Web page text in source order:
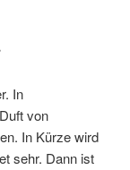
In
von
In Kürze wird
sehr. Dann ist